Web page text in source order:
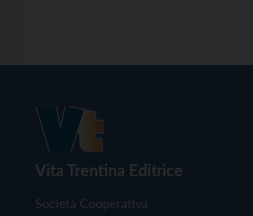
Vita Trentina Editrice
Società Cooperativa